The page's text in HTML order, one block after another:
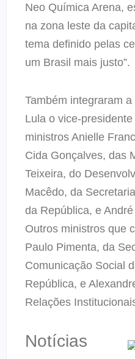
Neo Química Arena,
na zona leste da
tema definido pelas
um Brasil mais justo”.
Também integraram
Lula o vice-
ministros Anielle
Cida Gonçalves, das
Teixeira, do
Macêdo, da
da República, e
Outros ministros que
Paulo Pimenta, da
Comunicação Social
República, e
Relações
Notícias